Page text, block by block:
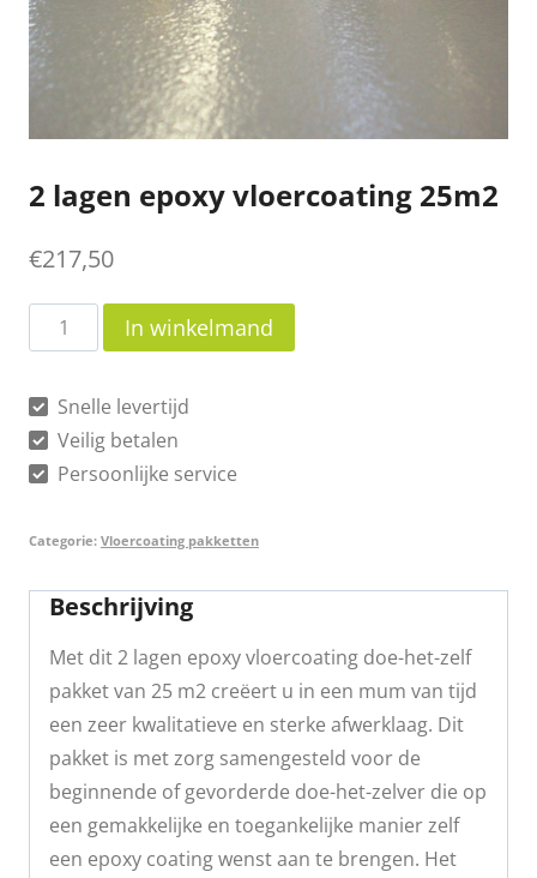
2 lagen epoxy vloercoating 25m2
€217,50
lagen
vloercoating
25m2
aantal
In winkelmand
Snelle levertijd
Veilig betalen
Persoonlijke service
Categorie: Vloercoating pakketten
Beschrijving
Met dit 2 lagen epoxy vloercoating doe-het-zelf
pakket van 25 m2 creëert u in een mum van tijd
een zeer kwalitatieve en sterke afwerklaag. Dit
pakket is met zorg samengesteld voor de
beginnende of gevorderde doe-het-zelver die op
een gemakkelijke en toegankelijke manier zelf
een epoxy coating wenst aan te brengen. Het